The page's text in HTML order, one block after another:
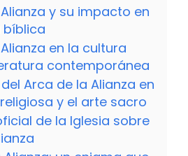
y su impacto en
bíblica
en la cultura
contemporánea
Arca de la Alianza en
y el arte sacro
de la Iglesia sobre